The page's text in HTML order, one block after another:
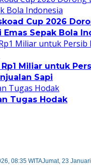
Cup 2026
Emas Sepak Bola
Miliar untuk
Sapi
Tugas Hodak
08:35 WITAJumat, 23